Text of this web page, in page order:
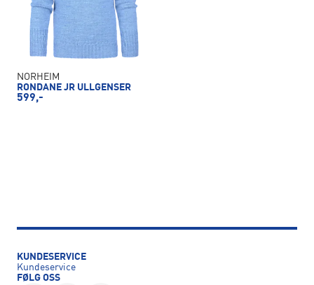
NORHEIM
RONDANE JR ULLGENSER
599,-
KUNDESERVICE
Kundeservice
FØLG OSS